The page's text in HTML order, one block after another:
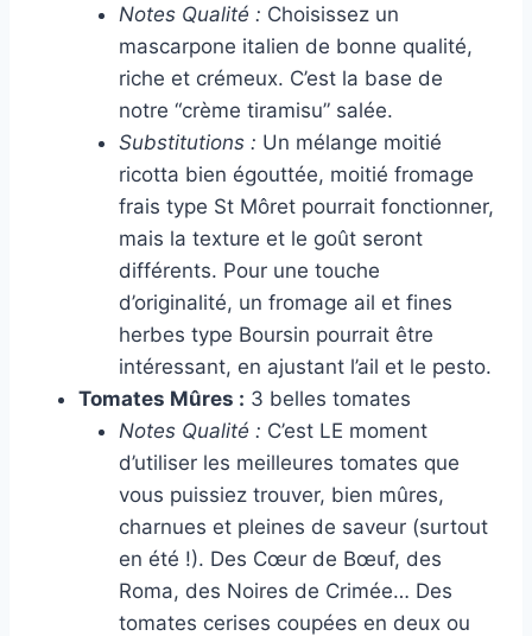
Notes Qualité : Choisissez un
mascarpone italien de bonne qualité,
riche et crémeux. C’est la base de
notre “crème tiramisu” salée.
Substitutions : Un mélange moitié
ricotta bien égouttée, moitié fromage
frais type St Môret pourrait fonctionner,
mais la texture et le goût seront
différents. Pour une touche
d’originalité, un fromage ail et fines
herbes type Boursin pourrait être
intéressant, en ajustant l’ail et le pesto.
Tomates Mûres : 3 belles tomates
Notes Qualité : C’est LE moment
d’utiliser les meilleures tomates que
vous puissiez trouver, bien mûres,
charnues et pleines de saveur (surtout
en été !). Des Cœur de Bœuf, des
Roma, des Noires de Crimée… Des
tomates cerises coupées en deux ou